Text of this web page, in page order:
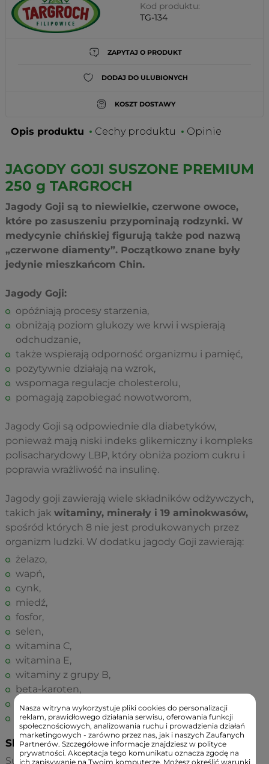
Kod produktu:
TG-134
ZAPYTAJ O PRODUKT
DODAJ DO ULUBIONYCH
KOSZT DOSTAWY
Opis produktu Cechy produktu Opinie
JAGODY GOJI SUSZONE PREMIUM
250 g TARGROCH
Jagody Goji są to niewielkie, czerwone owoce,
które po zasuszeniu przypominają rodzynki. W
medycynie chińskiej figurują także pod nazwą
„czerwone diamenty”. Początkowo znane były
jedynie mieszkańcom Chin.
Jagody Goji:
opóźniają procesy starzenia,
obniżają poziom glukozy we krwi i wspierają
odchudzanie,
także wspierają odporność organizmu i pamięć,
pozytywnie działają na wzrok,
wspomaga regulacje cholesterolu,
pomagają zapobiegać nowotworom,
Jagody Goji są odpowiednie dla diabetyków,
ponieważ mają niski indeks glikemiczny i kompleks
polisacharydowy LBP, który obniża poziom cukru i
poprawia wrażliwość na insulinę.
Jagody goji zawierają wiele składników odżywczych,
takich jak witaminy, minerały i 19 aminokwasów,
spośród których 8 nie jest produkowanych przez
organizm ludzki. W dodatku jagody Goji zawierają:
żelazo,
wapń,
cynk,
miedź,
fosfor,
selen,
witamina C,
witamina E,
witaminy z grupy B,
beta-karoten,
kwasy tłuszczowe,
błonnik.
Składniki:
Suszone jagody goji 100%
Nasza witryna wykorzystuje pliki cookies do personalizacji
reklam, prawidłowego działania serwisu, oferowania funkcji
społecznościowych, analizowania ruchu i prowadzienia działań
marketingowych - zarówno przez nas, jak i naszych Zaufanych
Partnerów. Szczegółowe informacje znajdziesz w polityce
prywatności. Akceptacja tego komunikatu oznacza zgodę na
ich zapisywanie na Twoim komputerze. Możesz określić warunki